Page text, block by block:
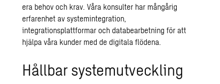
era behov och krav. Våra konsulter har mångårig
erfarenhet av systemintegration,
integrationsplattformar och databearbetning för att
hjälpa våra kunder med de digitala flödena.
Hållbar systemutveckling